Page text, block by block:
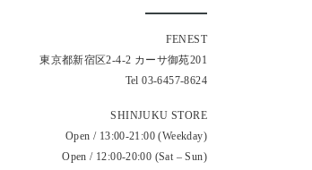
FENEST
東京都新宿区2-4-2 カーサ御苑201
Tel 03-6457-8624
SHINJUKU STORE
Open / 13:00-21:00 (Weekday)
Open / 12:00-20:00 (Sat – Sun)